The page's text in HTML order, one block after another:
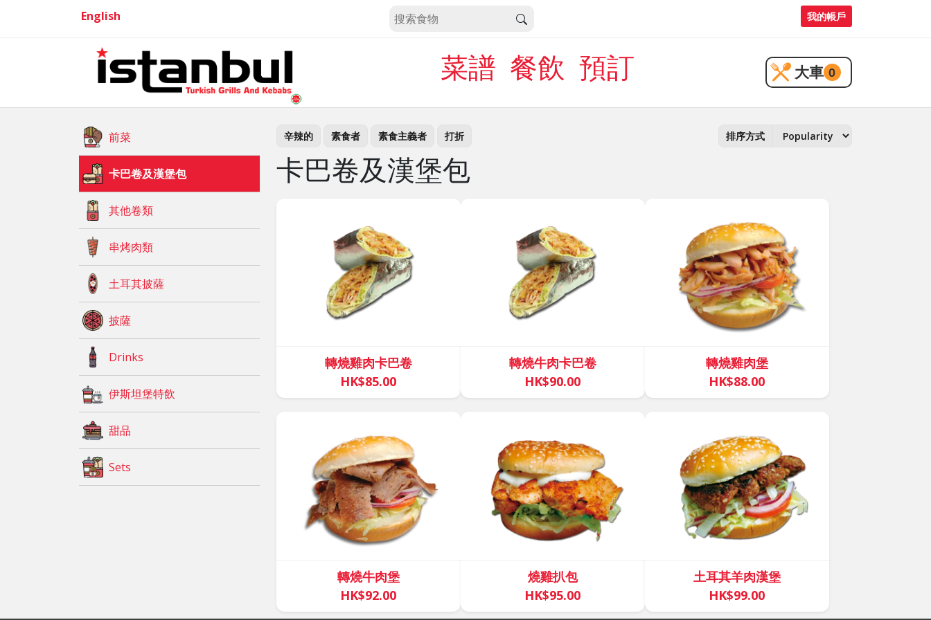
English 我的帳戶
菜譜 餐飲 預訂 大車 0
前菜
卡巴卷及漢堡包
其他卷類
串烤肉類
土耳其披薩
披薩
Drinks
伊斯坦堡特飲
甜品
Sets
辛辣的 素食者 素食主義者 打折 排序方式
卡巴卷及漢堡包
轉燒雞肉卡巴卷
HK$85.00
轉燒牛肉卡巴卷
HK$90.00
轉燒雞肉堡
HK$88.00
轉燒牛肉堡
HK$92.00
燒雞扒包
HK$95.00
土耳其羊肉漢堡
HK$99.00